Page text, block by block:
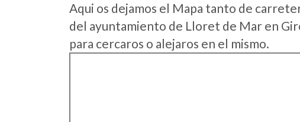
Aqui os dejamos el Mapa tanto de
del ayuntamiento de Lloret de Mar en
para cercaros o alejaros en el mismo.